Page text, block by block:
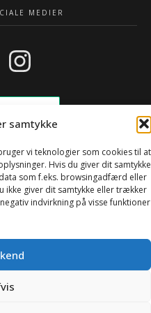
samtykke
vi teknologier som cookies til at
Hvis du giver dit samtykke
som f.eks. browsingadfærd eller
ikke giver dit samtykke eller trækker
indvirkning på visse funktioner
MEDIER
Copyright © 2025Greenwebdesign